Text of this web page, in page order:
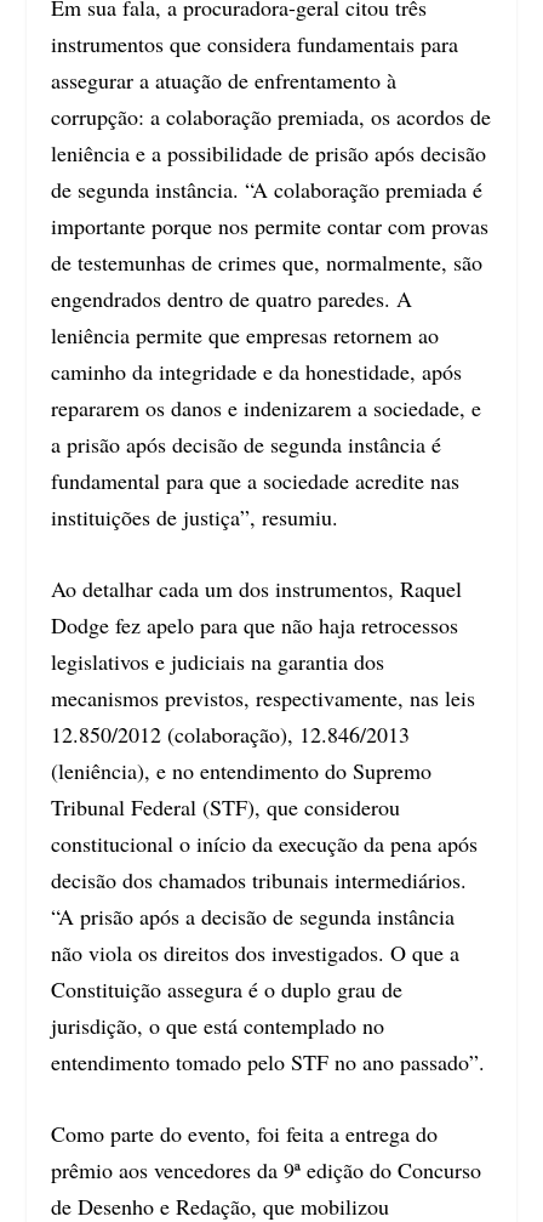
Em sua fala, a procuradora-geral citou três
instrumentos que considera fundamentais para
assegurar a atuação de enfrentamento à
corrupção: a colaboração premiada, os acordos de
leniência e a possibilidade de prisão após decisão
de segunda instância. “A colaboração premiada é
importante porque nos permite contar com provas
de testemunhas de crimes que, normalmente, são
engendrados dentro de quatro paredes. A
leniência permite que empresas retornem ao
caminho da integridade e da honestidade, após
repararem os danos e indenizarem a sociedade, e
a prisão após decisão de segunda instância é
fundamental para que a sociedade acredite nas
instituições de justiça”, resumiu.
Ao detalhar cada um dos instrumentos, Raquel
Dodge fez apelo para que não haja retrocessos
legislativos e judiciais na garantia dos
mecanismos previstos, respectivamente, nas leis
12.850/2012 (colaboração), 12.846/2013
(leniência), e no entendimento do Supremo
Tribunal Federal (STF), que considerou
constitucional o início da execução da pena após
decisão dos chamados tribunais intermediários.
“A prisão após a decisão de segunda instância
não viola os direitos dos investigados. O que a
Constituição assegura é o duplo grau de
jurisdição, o que está contemplado no
entendimento tomado pelo STF no ano passado”.
Como parte do evento, foi feita a entrega do
prêmio aos vencedores da 9ª edição do Concurso
de Desenho e Redação, que mobilizou